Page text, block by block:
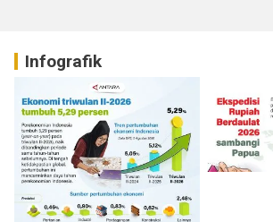
Infografik